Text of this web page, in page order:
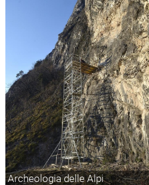
Archeologia delle Alpi